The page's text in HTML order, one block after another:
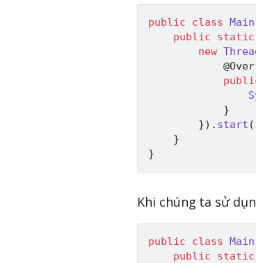
public class Main
public
static
new
}
}) . start (
}
}
Khi chúng ta sử
public class Main
public
static